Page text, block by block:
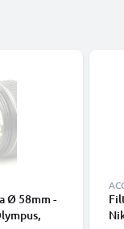
Ø 58mm -